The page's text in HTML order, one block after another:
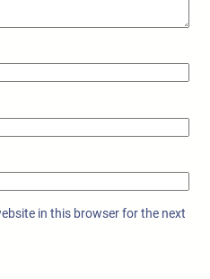
in this browser for the next